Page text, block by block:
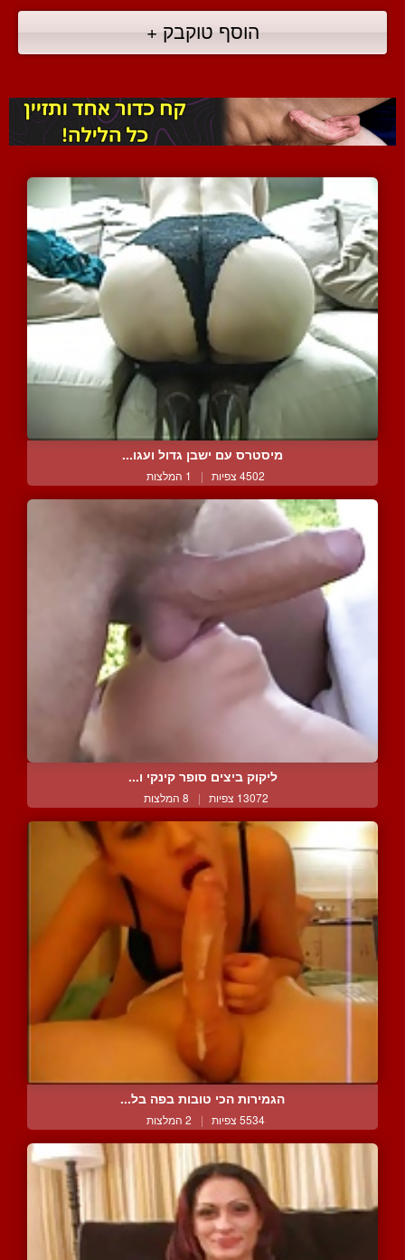
הוסף טוקבק +
מיסטרס עם ישבן גדול ועגו...
4502 צפיות | 1 המלצות
ליקוק ביצים סופר קינקי ו...
13072 צפיות | 8 המלצות
הגמירות הכי טובות בפה בל...
5534 צפיות | 2 המלצות